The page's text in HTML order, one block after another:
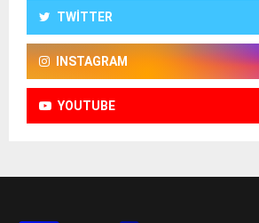
TWITTER
INSTAGRAM
YOUTUBE